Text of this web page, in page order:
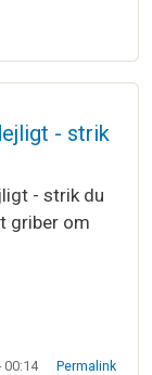
- strik
- strik du
griber om
00:14 Permalink